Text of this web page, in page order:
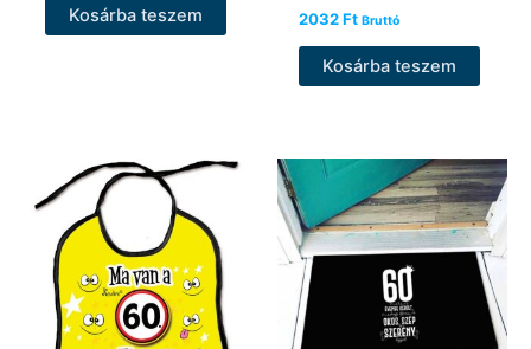
Kosárba teszem 2032Ft Bruttó
Kosárba teszem